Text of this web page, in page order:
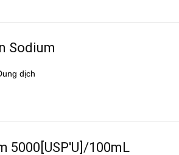
Sodium
dịch
5000[USP'U]/100mL